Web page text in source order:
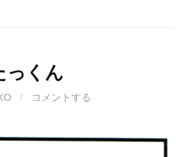
っくん
/ コメントする